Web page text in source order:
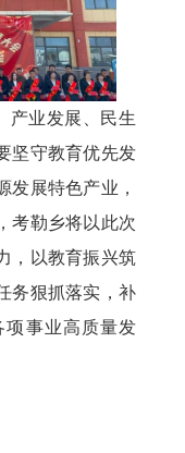
产业发展、民生
坚守教育优先发
发展特色产业，
考勒乡将以此次
，以教育振兴筑
务狠抓落实，补
项事业高质量发